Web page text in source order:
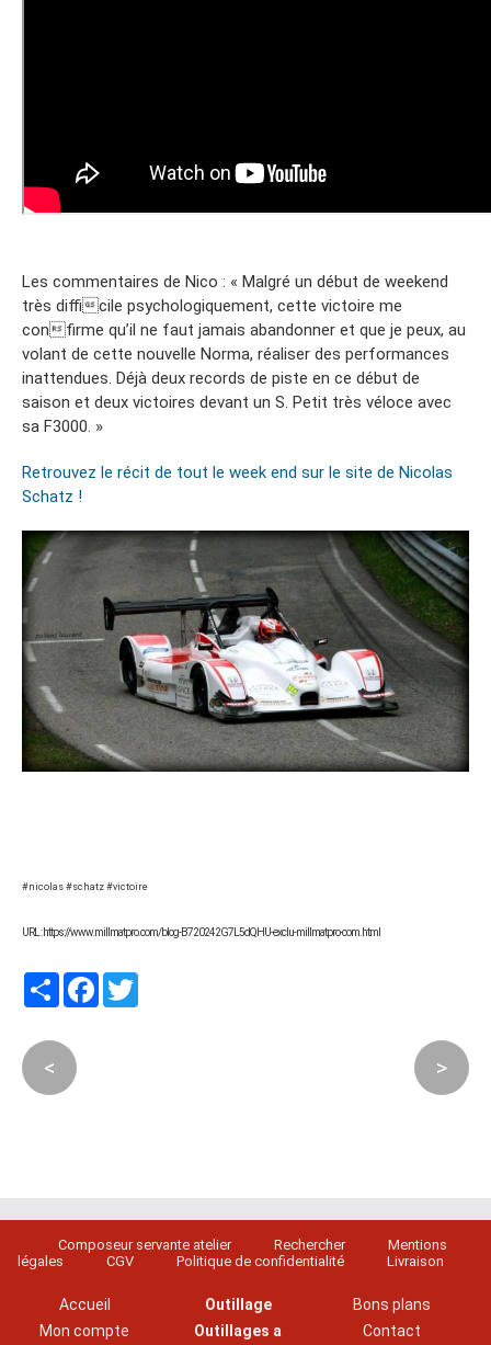
Les commentaires de Nico : « Malgré un début de weekend
très difficile psychologiquement, cette victoire me
confirme qu’il ne faut jamais abandonner et que je peux, au
volant de cette nouvelle Norma, réaliser des performances
inattendues. Déjà deux records de piste en ce début de
saison et deux victoires devant un S. Petit très véloce avec
sa F3000. »
Retrouvez le récit de tout le week end sur le site de Nicolas
Schatz !
#nicolas #schatz #victoire
URL : https://www.millmatpro.com/blog-B720242G7L5dQHU-exclu-millmatpro-com.html
PartagerFacebook
< >
Composeur servante atelier Rechercher
Mentions
légales
CGV Politique de confidentialité Livraison
Accueil
Mon compte
Outillage
Outillages a
Bons plans
Contact